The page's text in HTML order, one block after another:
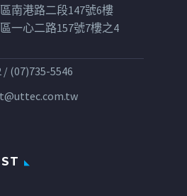
南港路二段147號6樓
一心二路157號7樓之4
/ (07)735-5546